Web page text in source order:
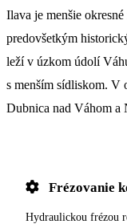
Ilava je menšie
predovšetkým
leží v úzkom údolí
s menším sídliskom. V
Dubnica nad Váhom a
Frézovanie
Hydraulickou frézou